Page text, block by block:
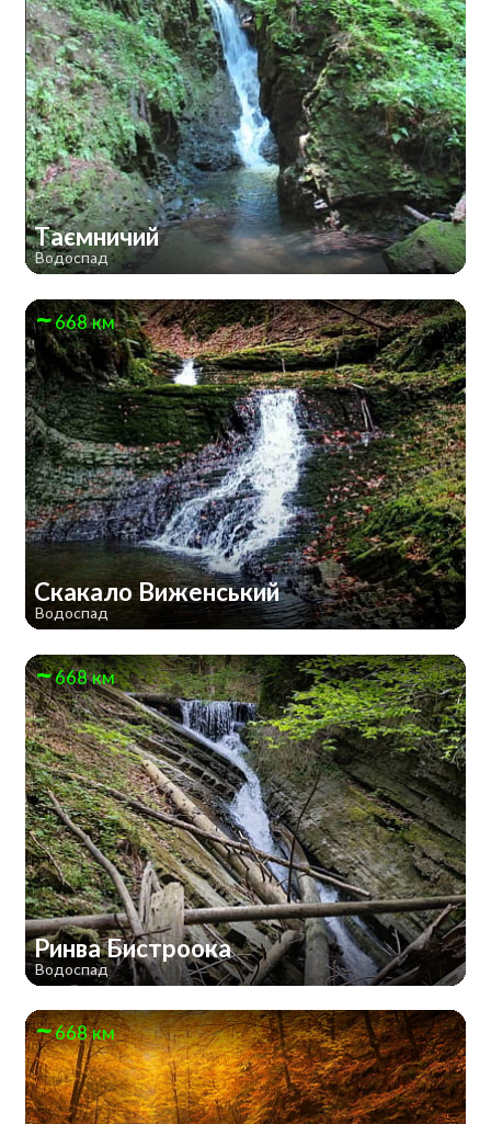
Таємничий
Водоспад
668 км
Скакало Виженський
Водоспад
668 км
Ринва Бистроока
Водоспад
668 км